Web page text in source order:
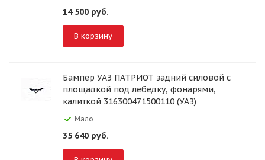
14 500 руб.
В корзину
Бампер УАЗ ПАТРИОТ задний силовой с
площадкой под лебедку, фонарями,
калиткой 316300471500110 (УАЗ)
Мало
35 640 руб.